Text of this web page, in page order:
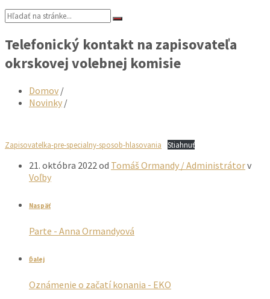
Vyhľadávanie:
Telefonický kontakt na zapisovateľa
okrskovej volebnej komisie
Domov /
Novinky /
Zapisovatelka-pre-specialny-sposob-hlasovania Stiahnuť
21. októbra 2022 od Tomáš Ormandy / Administrátorv
Voľby
Naspäť
Parte - Anna Ormandyová
Ďalej
Oznámenie o začatí konania - EKO